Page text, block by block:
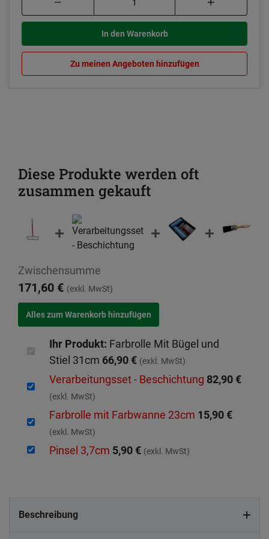
In den Warenkorb
Zu meinen Angeboten hinzufügen
Diese Produkte werden oft
zusammen gekauft
Zwischensumme
171,60 € (exkl. MwSt)
Ihr Produkt: Farbrolle Mit Bügel und
Stiel 31cm 66,90 € (exkl. MwSt)
Verarbeitungsset - Beschichtung 82,90 €
(exkl. MwSt)
Farbrolle mit Farbwanne 23cm 15,90 €
(exkl. MwSt)
Pinsel 3,7cm 5,90 € (exkl. MwSt)
Beschreibung